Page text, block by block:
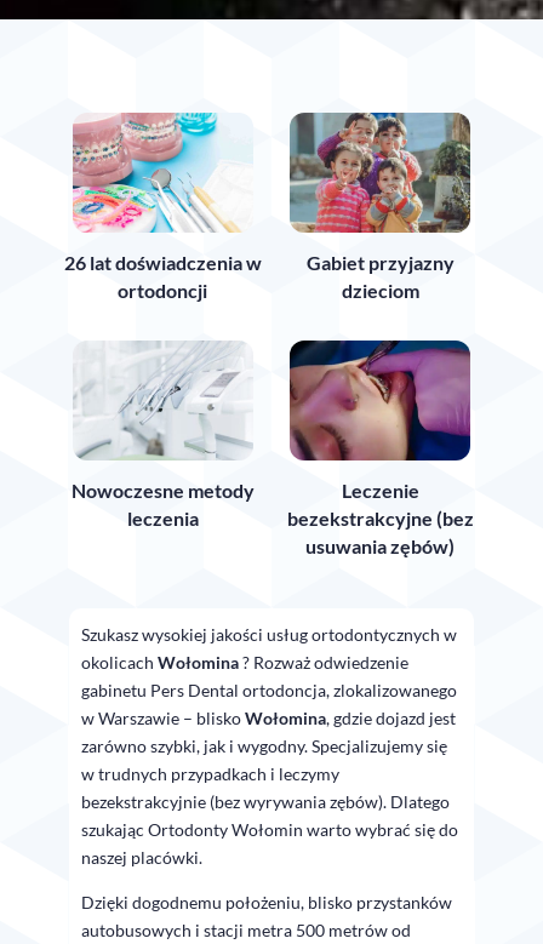
26 lat doświadczenia w
ortodoncji
Nowoczesne metody
leczenia
Gabiet przyjazny
dzieciom
Leczenie
bezekstrakcyjne (bez
usuwania zębów)
Szukasz wysokiej jakości usług ortodontycznych w
okolicachWołomina? Rozważ odwiedzenie
gabinetu Pers Dental ortodoncja, zlokalizowanego
w Warszawie – bliskoWołomina, gdzie dojazd jest
zarówno szybki, jak i wygodny. Specjalizujemy się
w trudnych przypadkach i leczymy
bezekstrakcyjnie (bez wyrywania zębów). Dlatego
szukając Ortodonty Wołomin warto wybrać się do
naszej placówki.
Dzięki dogodnemu położeniu, blisko przystanków
autobusowych i stacji metra 500 metrów od